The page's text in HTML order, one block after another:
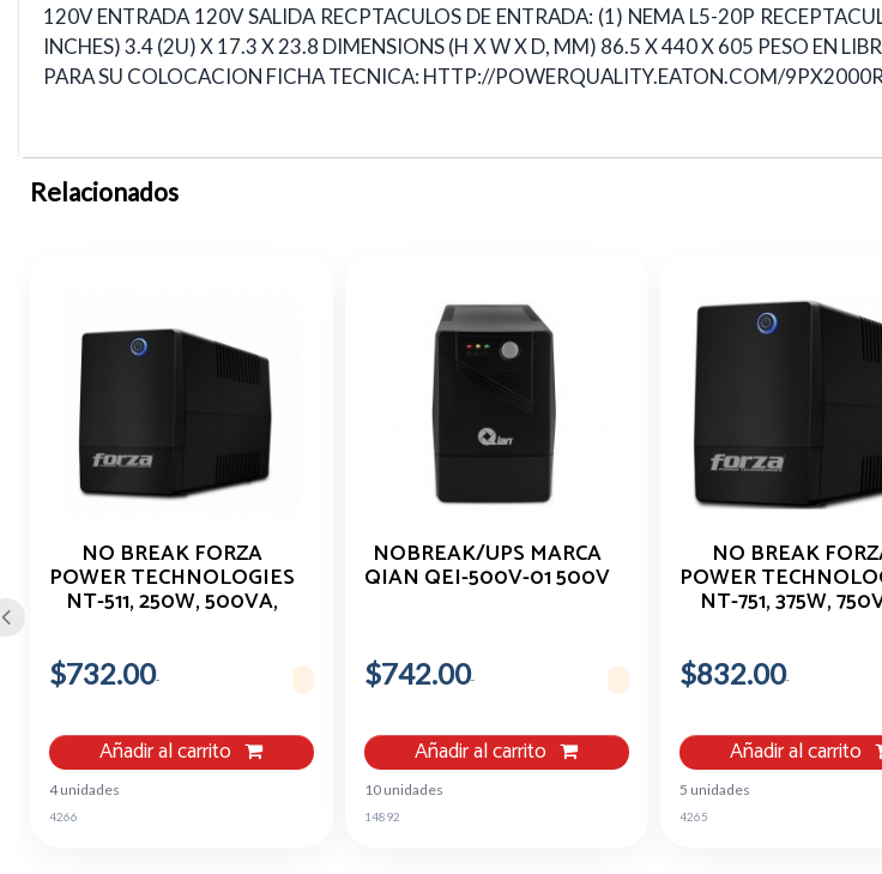
120V ENTRADA 120V SALIDA RECPTACULOS DE ENTRADA: (1) NEMA L5-20P
INCHES) 3.4 (2U) X 17.3 X 23.8 DIMENSIONS (H X W X D, MM) 86.5 X 440 X 605 PESO EN
PARA SU COLOCACION FICHA TECNICA: HTTP://POWERQUALITY.EATON.COM/
Relacionados
NO BREAK FORZA
POWER TECHNOLOGIES
NT-511, 250W, 500VA,
$732.00
Añadir al carrito
4 unidades
4266
NOBREAK/UPS MARCA
QIAN QEI-500V-01 500V
$742.00
Añadir al carrito
10 unidades
14892
NO BREAK
POWER
NT-751, 375W,
$832.00
Añadir al carrito
5 unidades
4265